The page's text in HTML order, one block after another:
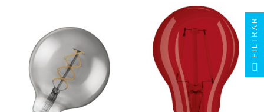
FILTRAR